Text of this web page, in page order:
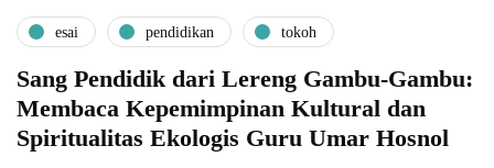
esai pendidikan tokoh
Sang Pendidik dari Lereng Gambu-Gambu:
Membaca Kepemimpinan Kultural dan
Spiritualitas Ekologis Guru Umar Hosnol